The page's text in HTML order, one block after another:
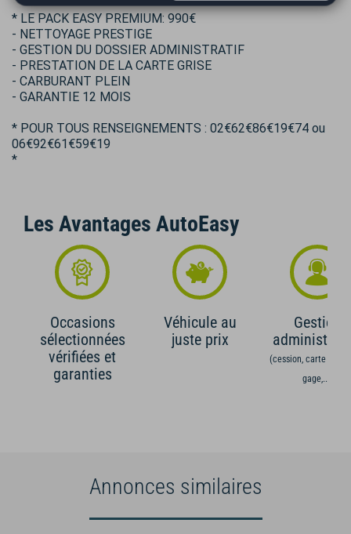
* LE PACK EASY PREMIUM: 990€
- NETTOYAGE PRESTIGE
- GESTION DU DOSSIER ADMINISTRATIF
- PRESTATION DE LA CARTE GRISE
- CARBURANT PLEIN
- GARANTIE 12 MOIS
* POUR TOUS RENSEIGNEMENTS : 02€62€86€19€74 ou
06€92€61€59€19
*
Les Avantages AutoEasy
Occasions
sélectionnées
vérifiées et
garanties
Véhicule au
juste prix
Gestion
(cession, carte grise,
gage,...)
Annonces similaires